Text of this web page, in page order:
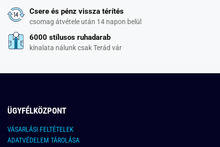
Csere és pénz vissza térítés
csomag átvétele után 14 napon belül
6000 stílusos ruhadarab
kínalata nálunk csak Terád vár
ÜGYFÉLKÖZPONT
VÁSARLÁSI FELTÉTELEK
ADATVÉDELEM TÁROLÁSA